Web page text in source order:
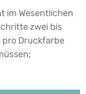
im Wesentlichen
zwei bis
Druckfarbe